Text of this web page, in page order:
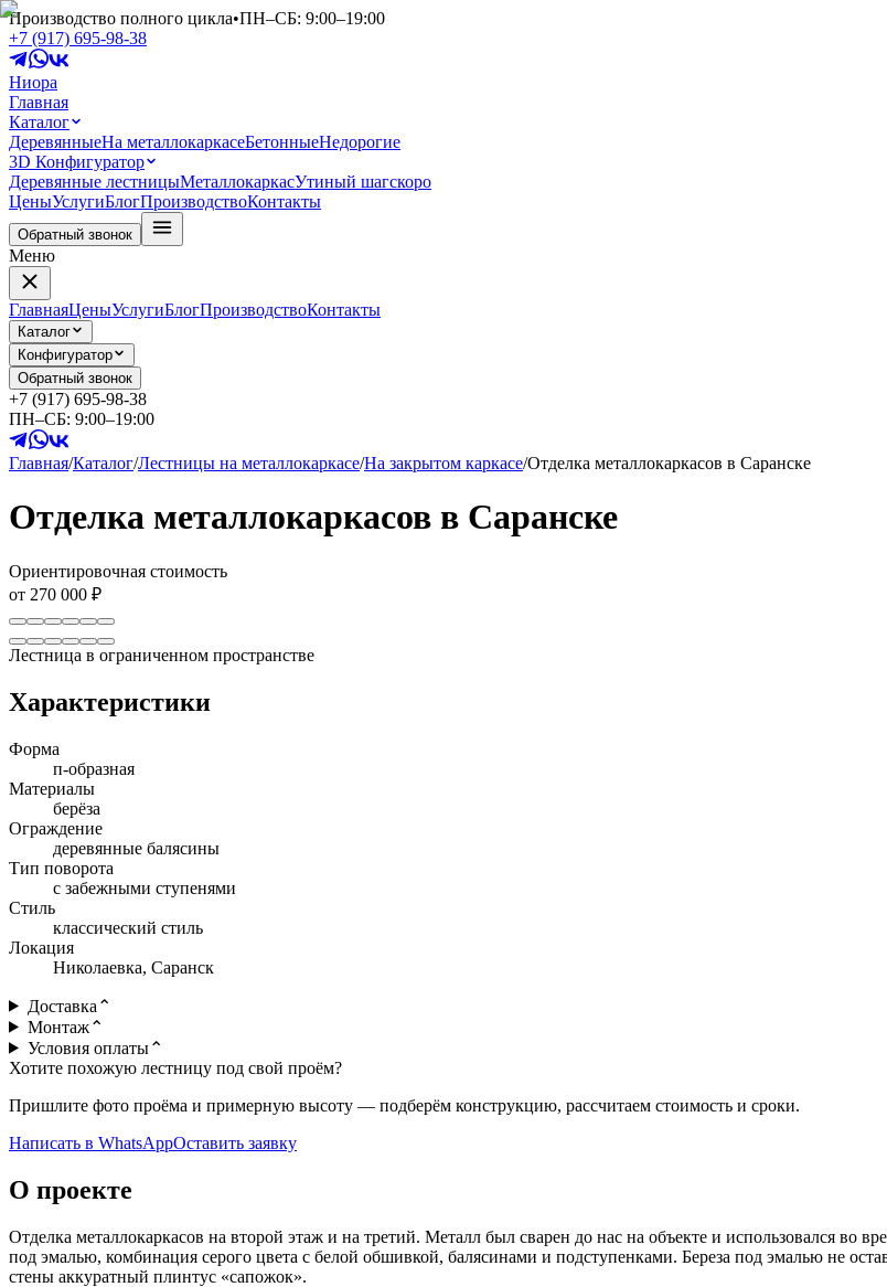
Производство полного цикла•ПН–СБ: 9:00–19:00
+7 (917) 695-98-38
Ниора
Главная
Каталог
ДеревянныеНа металлокаркасеБетонныеНедорогие
3D Конфигуратор
Деревянные лестницыМеталлокаркасУтиный шагскоро
ЦеныУслугиБлогПроизводствоКонтакты
Обратный звонок
Меню
ГлавнаяЦеныУслугиБлогПроизводствоКонтакты
Каталог
Конфигуратор
Обратный звонок
+7 (917) 695-98-38
ПН–СБ: 9:00–19:00
Главная/Каталог/Лестницы на металлокаркасе/На закрытом каркасе/Отделка металлокаркасов в Саранске
Отделка металлокаркасов в Саранске
Ориентировочная стоимость
от 270 000 ₽
Лестница в ограниченном пространстве
Характеристики
Форма
п-образная
Материалы
берёза
Ограждение
деревянные балясины
Тип поворота
с забежными ступенями
Стиль
классический стиль
Локация
Николаевка, Саранск
Доставка ⌃
Монтаж⌃
Условия оплаты⌃
Хотите похожую лестницу под свой проём?
Пришлите фото проёма и примерную высоту — подберём конструкцию, рассчитаем стоимость и сроки.
Написать в WhatsAppОставить заявку
О проекте
Отделка металлокаркасов на второй этаж и на третий. Металл был сварен до нас на объекте и использовался во
под эмалью, комбинация серого цвета с белой обшивкой, балясинами и подступенками. Береза под эмалью не
стены аккуратный плинтус «сапожок».